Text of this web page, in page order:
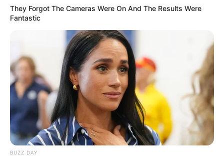
Katak yang Bikin Ketawa
Ambyar! 10 Kalimat Baper
Pakai Bahasa Jawa Ini Bikin
They Forgot The Cameras Were On And The Results Were
Fantastic
BUZZ DAY